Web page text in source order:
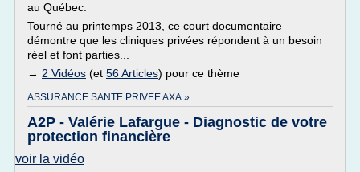
au Québec.
Tourné au printemps 2013, ce court documentaire
démontre que les cliniques privées répondent à un besoin
réel et font parties...
→ 2 Vidéos (et 56 Articles) pour ce thème
ASSURANCE SANTE PRIVEE AXA »
A2P - Valérie Lafargue - Diagnostic de votre
protection financière
voir la vidéo